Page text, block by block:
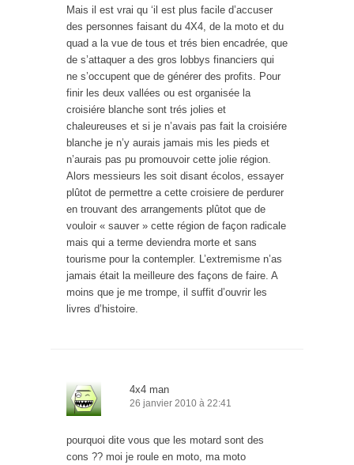
Mais il est vrai qu ‘il est plus facile d’accuser
des personnes faisant du 4X4, de la moto et du
quad a la vue de tous et trés bien encadrée, que
de s’attaquer a des gros lobbys financiers qui
ne s’occupent que de générer des profits. Pour
finir les deux vallées ou est organisée la
croisiére blanche sont trés jolies et
chaleureuses et si je n’avais pas fait la croisiére
blanche je n’y aurais jamais mis les pieds et
n’aurais pas pu promouvoir cette jolie région.
Alors messieurs les soit disant écolos, essayer
plûtot de permettre a cette croisiere de perdurer
en trouvant des arrangements plûtot que de
vouloir « sauver » cette région de façon radicale
mais qui a terme deviendra morte et sans
tourisme pour la contempler. L’extremisme n’as
jamais était la meilleure des façons de faire. A
moins que je me trompe, il suffit d’ouvrir les
livres d’histoire.
4x4 man
26 janvier 2010 à 22:41
pourquoi dite vous que les motard sont des
cons ?? moi je roule en moto, ma moto